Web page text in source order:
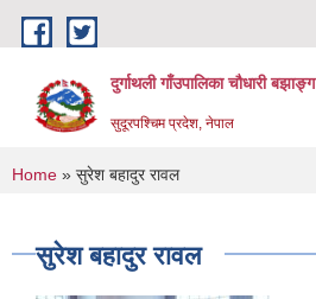
Skip to main content
दुर्गाथली गाँउपालिका चौधारी बझाङ्ग
सुदूरपश्चिम प्रदेश, नेपाल
You are here
Home » सुरेश बहादुर रावल
सुरेश बहादुर रावल